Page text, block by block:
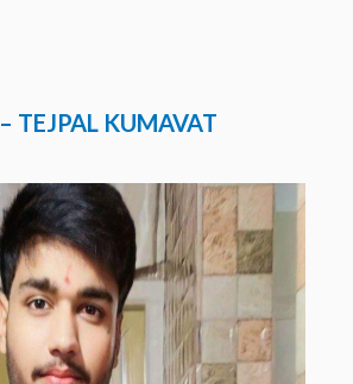
– TEJPAL KUMAVAT